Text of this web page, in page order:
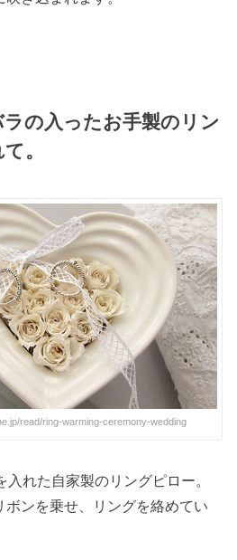
の入ったお手製のリン
。
read/ring-warming-ceremony-wedding
入れた自家製のリングピロー。
ボンを乗せ、リングを絡めてい